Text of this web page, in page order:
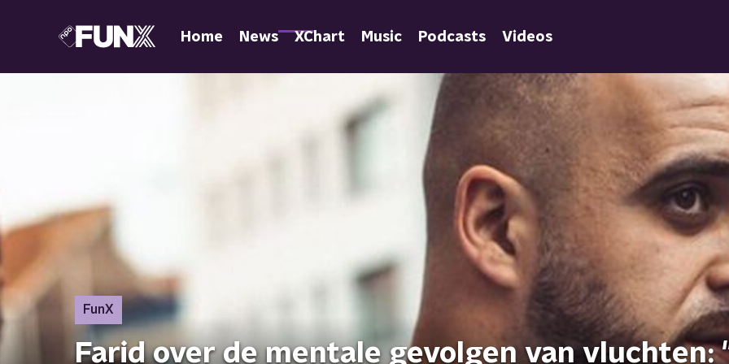
Home News XChart Music Podcasts Videos
FunX
Farid over de mentale gevolgen van vluchten: